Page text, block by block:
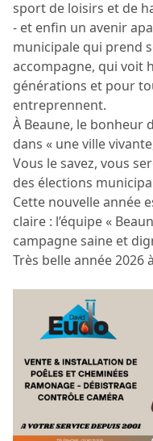
sport de loisirs et de
- et enfin un avenir
municipale qui prend
accompagne, qui voit
générations et pour
entreprennent.
À Beaune, le bonheur
dans « une ville
Vous le savez, vous
des élections
Cette nouvelle année
claire : l’équipe «
campagne saine et
Très belle année 2026